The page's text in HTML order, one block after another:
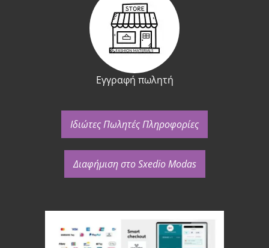
Εγγραφή πωλητή
Ιδιώτες Πωλητές Πληροφορίες
Διαφήμιση στο Sxedio Modas